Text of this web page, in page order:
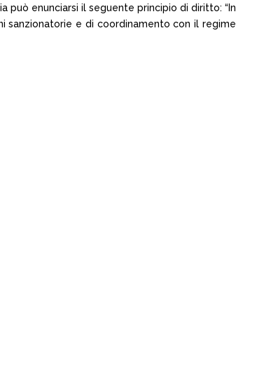
enunciarsi il seguente principio di diritto: “In
sanzionatorie e di coordinamento con il regime